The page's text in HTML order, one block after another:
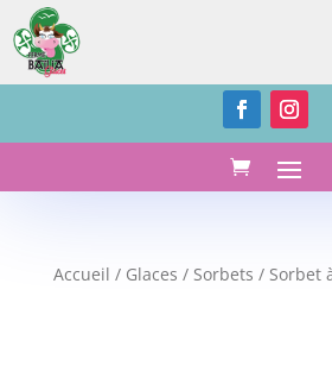
Accueil / Glaces / Sorbets / Sorbet